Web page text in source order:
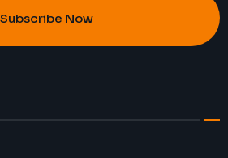
Subscribe Now